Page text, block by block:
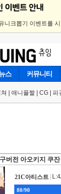
니크뽑기 이벤트를
스 커뮤니티
애니플짤 CG 피
버전 아오키지 쿠잔
21C아티스트
80/90